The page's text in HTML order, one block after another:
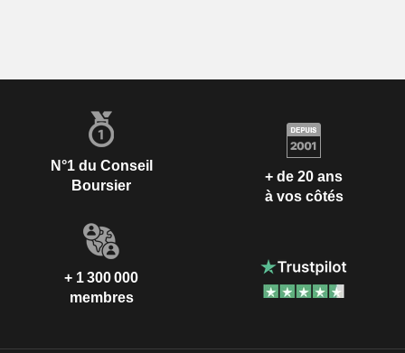
N°1 du Conseil
Boursier
+ de 20 ans
à vos côtés
+ 1 300 000
membres